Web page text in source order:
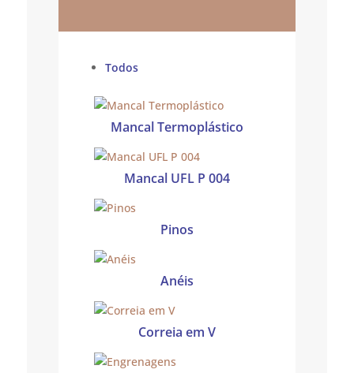
Todos
Mancal Termoplástico
Mancal UFL P 004
Pinos
Anéis
Correia em V